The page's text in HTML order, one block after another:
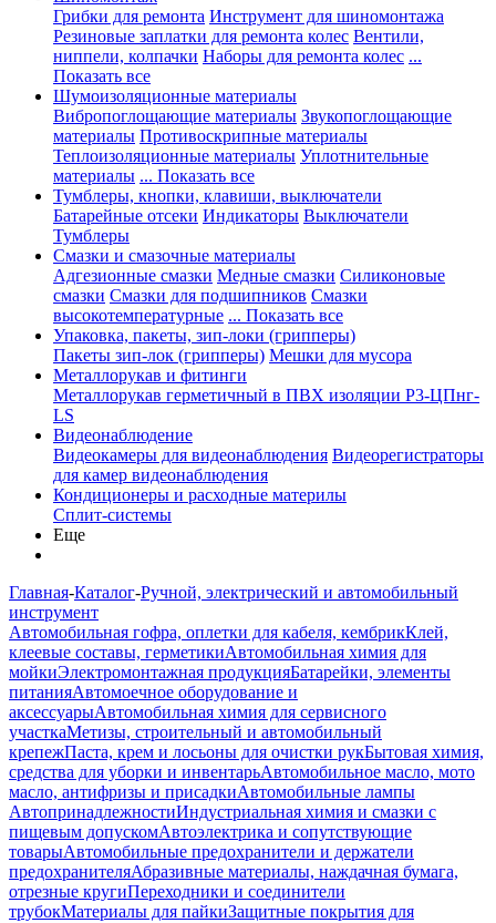
Грибки для ремонта Инструмент для шиномонтажа
Резиновые заплатки для ремонта колес Вентили,
ниппели, колпачки Наборы для ремонта колес ...
Показать все
Шумоизоляционные материалы
Вибропоглощающие материалы Звукопоглощающие
материалы Противоскрипные материалы
Теплоизоляционные материалы Уплотнительные
материалы ... Показать все
Тумблеры, кнопки, клавиши, выключатели
Батарейные отсеки Индикаторы Выключатели
Тумблеры
Смазки и смазочные материалы
Адгезионные смазки Медные смазки Силиконовые
смазки Смазки для подшипников Смазки
высокотемпературные ... Показать все
Упаковка, пакеты, зип-локи (грипперы)
Пакеты зип-лок (грипперы) Мешки для мусора
Металлорукав и фитинги
Металлорукав герметичный в ПВХ изоляции Р3-ЦПнг-
LS
Видеонаблюдение
Видеокамеры для видеонаблюдения Видеорегистраторы
для камер видеонаблюдения
Кондиционеры и расходные материлы
Сплит-системы
Еще
Главная-Каталог-Ручной, электрический и автомобильный
инструмент
Автомобильная гофра, оплетки для кабеля, кембрикКлей,
клеевые составы, герметикиАвтомобильная химия для
мойкиЭлектромонтажная продукцияБатарейки, элементы
питанияАвтомоечное оборудование и
аксессуарыАвтомобильная химия для сервисного
участкаМетизы, строительный и автомобильный
крепежПаста, крем и лосьоны для очистки рукБытовая химия,
средства для уборки и инвентарьАвтомобильное масло, мото
масло, антифризы и присадкиАвтомобильные лампы
АвтопринадлежностиИндустриальная химия и смазки с
пищевым допускомАвтоэлектрика и сопутствующие
товарыАвтомобильные предохранители и держатели
предохранителяАбразивные материалы, наждачная бумага,
отрезные кругиПереходники и соединители
трубокМатериалы для пайкиЗащитные покрытия для